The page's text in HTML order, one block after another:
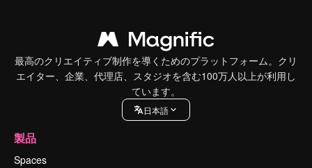
最高のクリエイティブ制作を導くためのプラットフォーム。クリ
エイター、企業、代理店、スタジオを含む100万人以上が利用し
ています。
日本語
製品
Spaces